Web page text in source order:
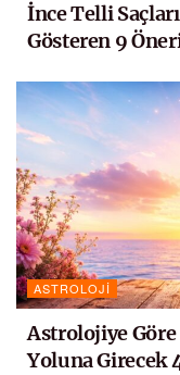
İnce Telli
Gösteren 9
ASTROLOJI
Astrolojiye Göre
Yoluna Girecek